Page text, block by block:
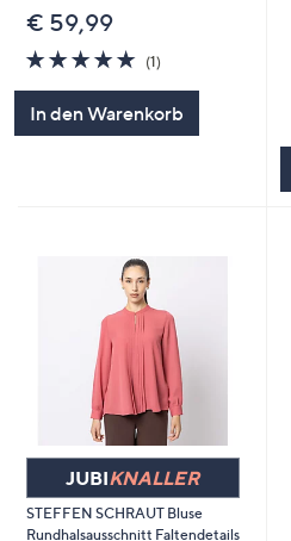
€ 59,99
5.0
von
(1)
In den Warenkorb
JUBIKNALLER
STEFFEN SCHRAUT Bluse
Rundhalsausschnitt Faltendetails